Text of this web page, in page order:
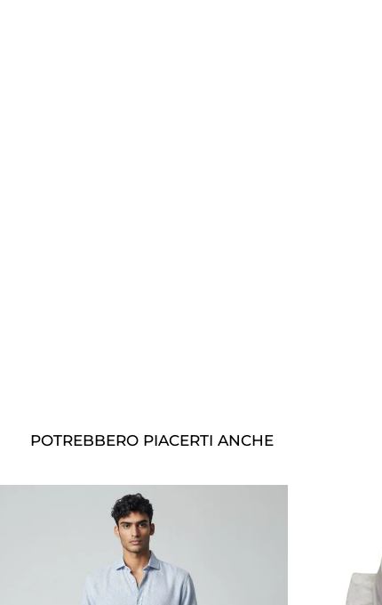
POTREBBERO PIACERTI ANCHE